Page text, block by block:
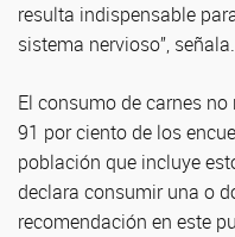
resulta indispensable
sistema nervioso”, señala.
El consumo de carnes
91 por ciento de los
población que incluye
declara consumir una o
recomendación en este